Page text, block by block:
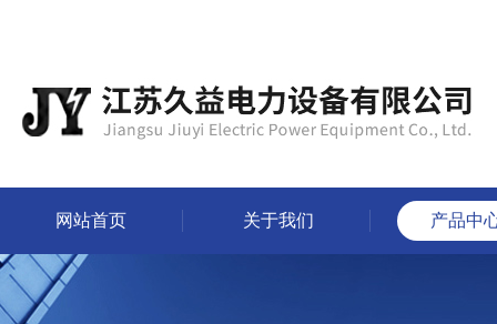
网站首页 关于我们 产品中